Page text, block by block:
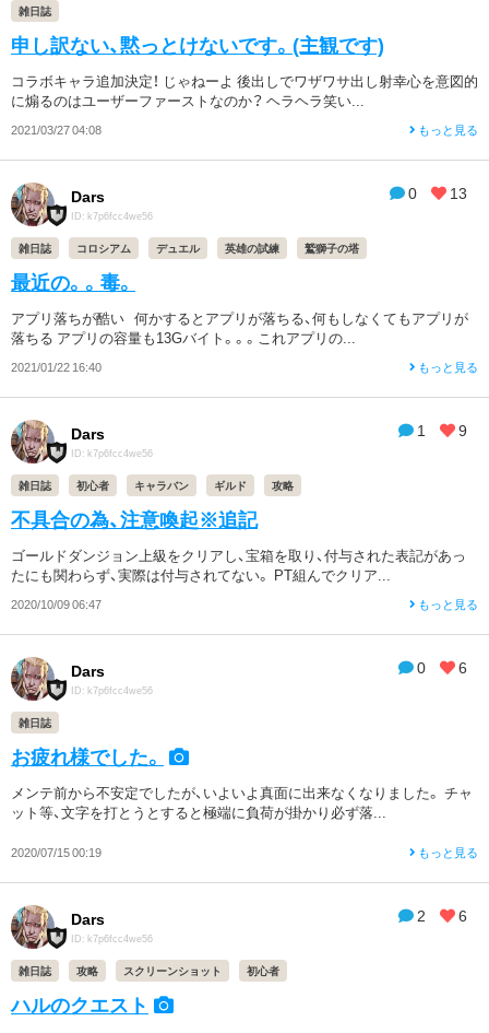
雑日誌
申し訳ない、黙っとけないです。(主観です)
コラボキャラ追加決定！ じゃねーよ 後出しでワザワサ出し射幸心を意図的
に煽るのはユーザーファーストなのか？ ヘラヘラ笑い...
2021/03/27 04:08 もっと見る
0 13
Dars
ID: k7p6fcc4we56
雑日誌 コロシアム デュエル 英雄の試練 鷲獅子の塔
最近の。。毒。
アプリ落ちが酷い 何かするとアプリが落ちる、何もしなくてもアプリが
落ちる アプリの容量も13Gバイト。。。これアプリの...
2021/01/22 16:40 もっと見る
1 9
Dars
ID: k7p6fcc4we56
雑日誌 初心者 キャラバン ギルド 攻略
不具合の為、注意喚起※追記
ゴールドダンジョン上級をクリアし、宝箱を取り、付与された表記があっ
たにも関わらず、実際は付与されてない。 PT組んでクリア...
2020/10/09 06:47 もっと見る
0 6
Dars
ID: k7p6fcc4we56
雑日誌
お疲れ様でした。
メンテ前から不安定でしたが、いよいよ真面に出来なくなりました。 チャ
ット等、文字を打とうとすると極端に負荷が掛かり必ず落...
2020/07/15 00:19 もっと見る
2 6
Dars
ID: k7p6fcc4we56
雑日誌 攻略 スクリーンショット 初心者
ハルのクエスト